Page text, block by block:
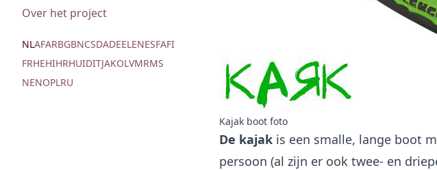
Over het project
NLAFARBGBNCSDADEELENESFAFI
FRHEHIHRHUIDITJAKOLVMRMS
NENOPLRU
Kajak boot foto
De kajak is een smalle, lange boot
persoon (al zijn er ook twee- en